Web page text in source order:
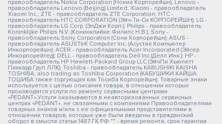
правообладатель Nokia Corporation (Нокиа Корпорейшн); Lenovo -
правообладатель Lenovo (Beijing) Limited; Xiaomi - правообладатель
Xiaomi Inc.; ZTE - правообладатель ZTE Corporation; HTC -
правообладатель HTC CORPORATION (Эйч-Ти-Си КОРПОРЕЙШН); LG -
правообладатель LG Corp. (ЭлДжи Корп.); Philips - правообладатель
Koninklijke Philips N.V. (Конинклийке Филипс Н.В.); Sony -
правообладатель Sony Corporation (Сони Корпорейшн); ASUS -
правообладатель ASUSTeK Computer Inc. (Асустек Компьютер
Инкорпорейшн); ACER - правообладатель Acer Incorporated (Эйсер
Инкорпорейтед); DELL - правообладатель Dell Inc.(Делл Инк.); HP -
правообладатель HP Hewlett-Packard Group LLC (ЭйчПи Хьюлетт
Паккард Груп ЛЛК); Toshiba - правообладатель KABUSHIKI KAISHA
TOSHIBA, also trading as Toshiba Corporation (КАБУШИКИ КАЙША
ТОШИБА также торгующая как Тосиба Корпорейшн). Товарные знаки
используется с целью описания товара, в отношении которых
производятся услуги по ремонту сервисными центрами
«PEDANT».Услуги оказываются в неавторизованных сервисных
центрах «PEDANT», не связанными с компаниями Правообладателями
товарных знаков и/или с ее официальными представителями в
отношении товаров, которые уже были введены в гражданский
оборот в смысле статьи 1487 ГК РФ ** - время ремонта, срок гарантии